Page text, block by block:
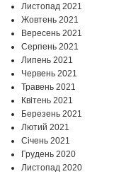
Листопад 2021
Жовтень 2021
Вересень 2021
Серпень 2021
Липень 2021
Червень 2021
Травень 2021
Квітень 2021
Березень 2021
Лютий 2021
Січень 2021
Грудень 2020
Листопад 2020